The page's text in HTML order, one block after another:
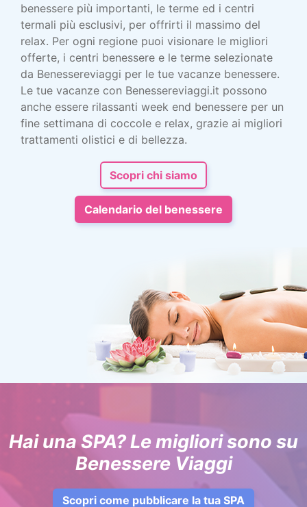
benessere più importanti, le terme ed i centri
termali più esclusivi, per offrirti il massimo del
relax. Per ogni regione puoi visionare le migliori
offerte, i centri benessere e le terme selezionate
da Benessereviaggi per le tue vacanze benessere.
Le tue vacanze con Benessereviaggi.it possono
anche essere rilassanti week end benessere per un
fine settimana di coccole e relax, grazie ai migliori
trattamenti olistici e di bellezza.
Scopri chi siamo
Calendario del benessere
Hai una SPA? Le migliori sono su
Benessere Viaggi
Scopri come pubblicare la tua SPA